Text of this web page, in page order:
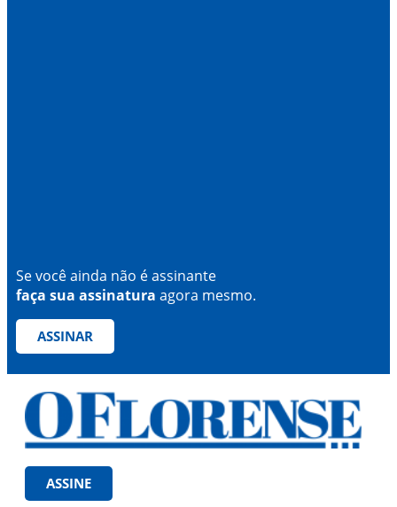
Se você ainda não é assinante
faça sua assinatura agora mesmo.
ASSINAR
ASSINE